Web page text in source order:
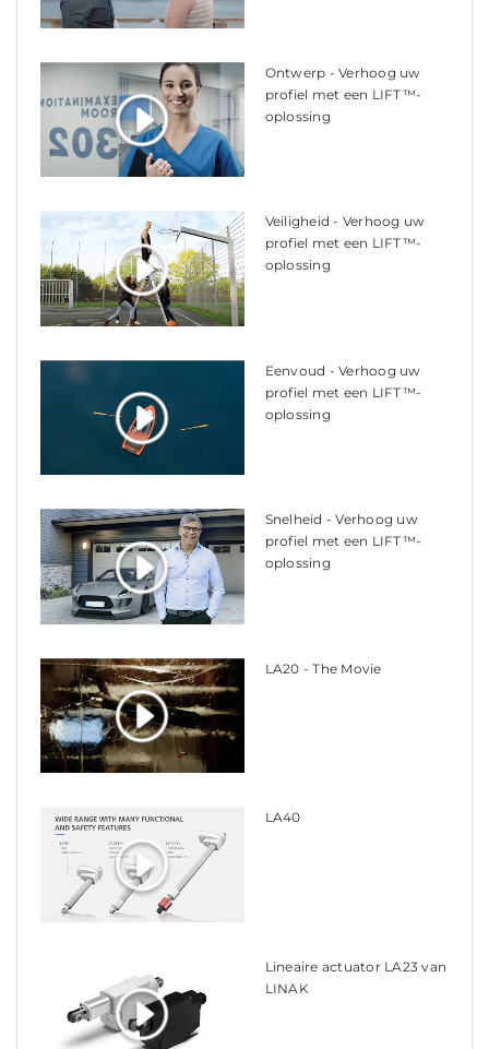
Ontwerp - Verhoog uw
profiel met een LIFT™-
oplossing
Veiligheid - Verhoog uw
profiel met een LIFT™-
oplossing
Eenvoud - Verhoog uw
profiel met een LIFT™-
oplossing
Snelheid - Verhoog uw
profiel met een LIFT™-
oplossing
LA20 - The Movie
LA40
Lineaire actuator LA23 van
LINAK